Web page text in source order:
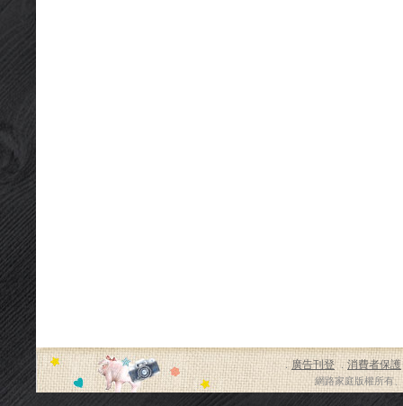
．廣告刊登． 消費者保護
網路家庭版權所有